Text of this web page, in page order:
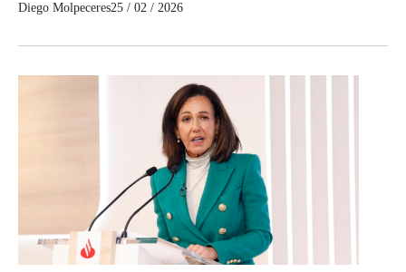
Diego Molpeceres25 / 02 / 2026